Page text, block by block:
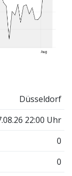
Düsseldorf
22:00 Uhr
0
0